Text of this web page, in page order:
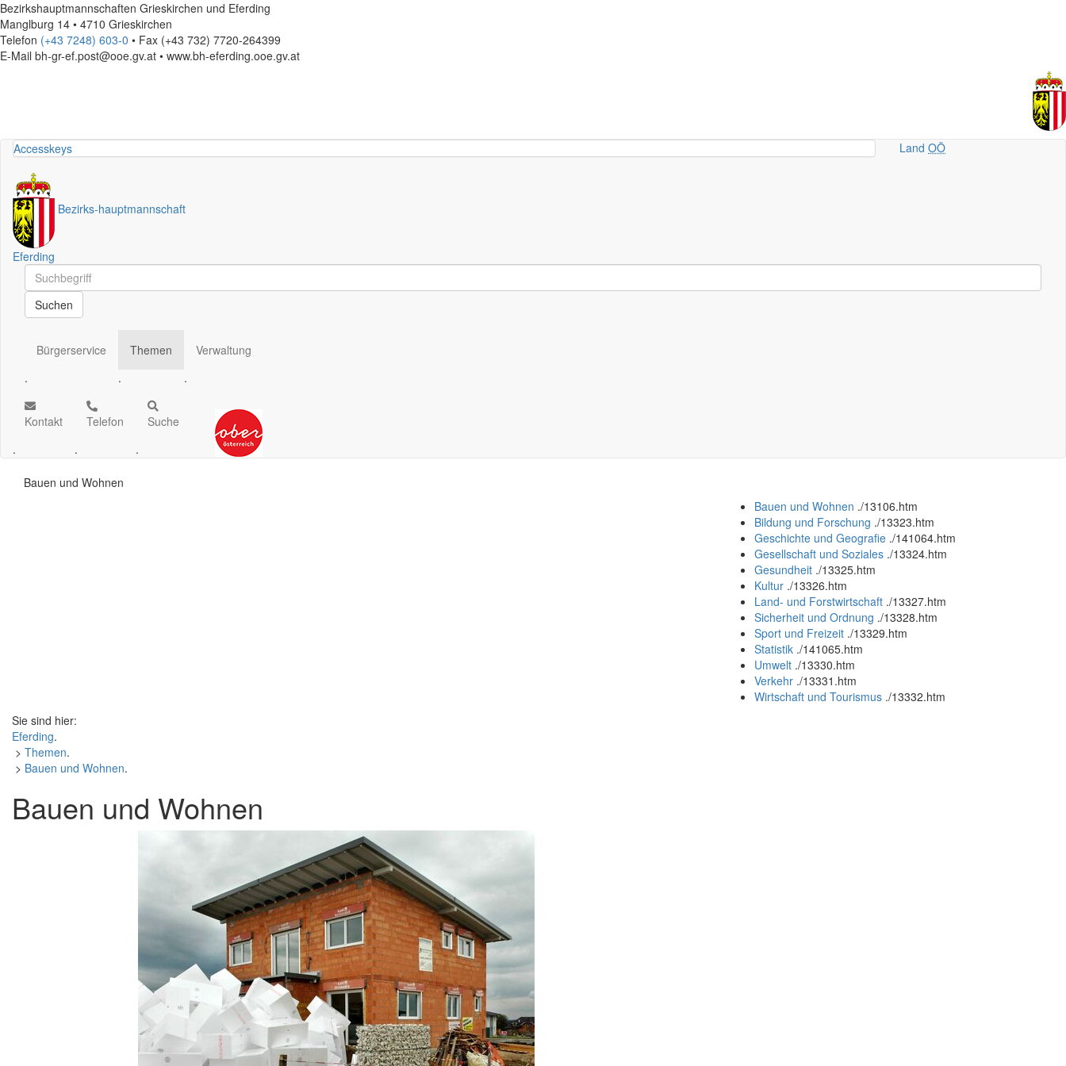
Bezirkshauptmannschaften Grieskirchen und Eferding
Manglburg 14 • 4710 Grieskirchen
Telefon (+43 7248) 603-0 • Fax (+43 732) 7720-264399
E-Mail bh-gr-ef.post@ooe.gv.at • www.bh-eferding.ooe.gv.at
Accesskeys LandOÖ
Bezirks-hauptmannschaft
Eferding
Schnellsuche
Schnellsuche
Suchen
Bürgerservice
.
Themen
.
Verwaltung
.
Kontakt
.
Telefon
.
Suche
.
Bauen und Wohnen
Bauen und Wohnen ./13106.htm
Bildung und Forschung ./13323.htm
Geschichte und Geografie ./141064.htm
Gesellschaft und Soziales ./13324.htm
Gesundheit ./13325.htm
Kultur ./13326.htm
Land- und Forstwirtschaft ./13327.htm
Sicherheit und Ordnung ./13328.htm
Sport und Freizeit ./13329.htm
Statistik ./141065.htm
Umwelt ./13330.htm
Verkehr ./13331.htm
Wirtschaft und Tourismus ./13332.htm
Sie sind hier:
Eferding.
> Themen.
> Bauen und Wohnen.
Bauen und Wohnen